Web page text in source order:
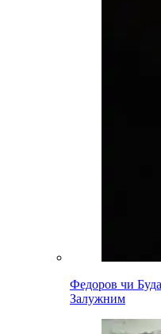
Федоров чи
Залужним